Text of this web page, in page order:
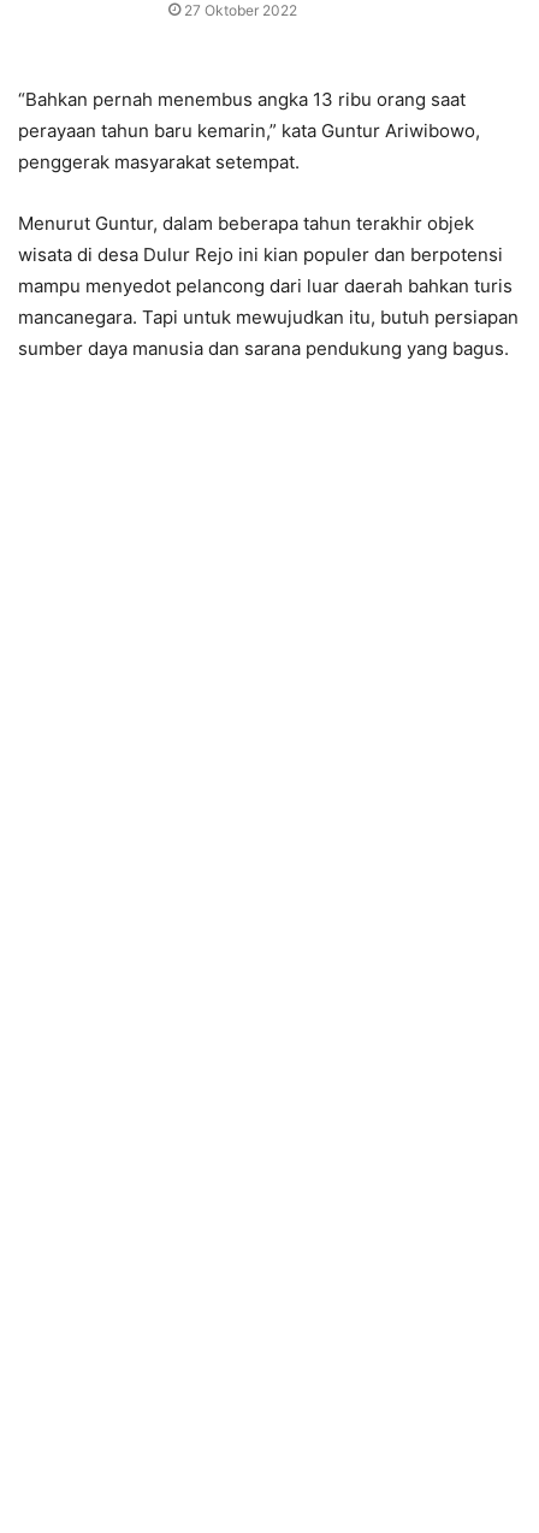
27 Oktober 2022
“Bahkan pernah menembus angka 13 ribu orang saat
perayaan tahun baru kemarin,” kata Guntur Ariwibowo,
penggerak masyarakat setempat.
Menurut Guntur, dalam beberapa tahun terakhir objek
wisata di desa Dulur Rejo ini kian populer dan berpotensi
mampu menyedot pelancong dari luar daerah bahkan turis
mancanegara. Tapi untuk mewujudkan itu, butuh persiapan
sumber daya manusia dan sarana pendukung yang bagus.